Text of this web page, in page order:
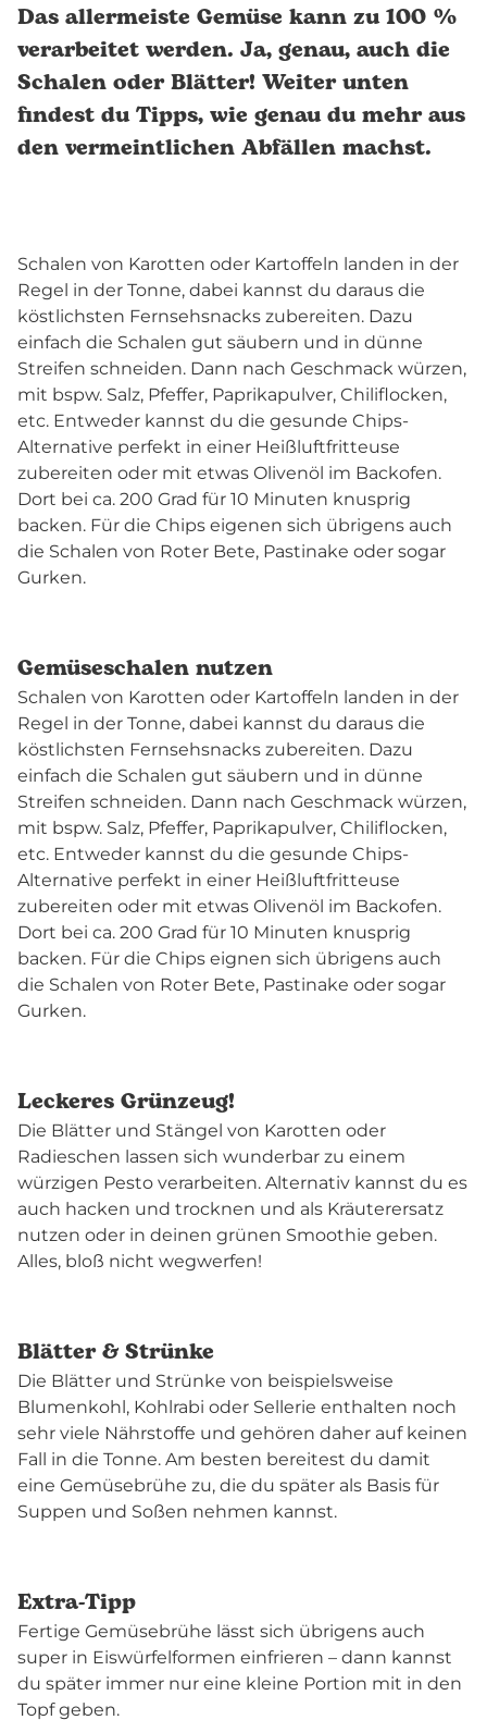
Das allermeiste Gemüse kann zu 100 %
verarbeitet werden. Ja, genau, auch die
Schalen oder Blätter! Weiter unten
findest du Tipps, wie genau du mehr aus
den vermeintlichen Abfällen machst.
Schalen von Karotten oder Kartoffeln landen in der
Regel in der Tonne, dabei kannst du daraus die
köstlichsten Fernsehsnacks zubereiten. Dazu
einfach die Schalen gut säubern und in dünne
Streifen schneiden. Dann nach Geschmack würzen,
mit bspw. Salz, Pfeffer, Paprikapulver, Chiliflocken,
etc. Entweder kannst du die gesunde Chips-
Alternative perfekt in einer Heißluftfritteuse
zubereiten oder mit etwas Olivenöl im Backofen.
Dort bei ca. 200 Grad für 10 Minuten knusprig
backen. Für die Chips eigenen sich übrigens auch
die Schalen von Roter Bete, Pastinake oder sogar
Gurken.
Gemüseschalen nutzen
Schalen von Karotten oder Kartoffeln landen in der
Regel in der Tonne, dabei kannst du daraus die
köstlichsten Fernsehsnacks zubereiten. Dazu
einfach die Schalen gut säubern und in dünne
Streifen schneiden. Dann nach Geschmack würzen,
mit bspw. Salz, Pfeffer, Paprikapulver, Chiliflocken,
etc. Entweder kannst du die gesunde Chips-
Alternative perfekt in einer Heißluftfritteuse
zubereiten oder mit etwas Olivenöl im Backofen.
Dort bei ca. 200 Grad für 10 Minuten knusprig
backen. Für die Chips eignen sich übrigens auch
die Schalen von Roter Bete, Pastinake oder sogar
Gurken.
Leckeres Grünzeug!
Die Blätter und Stängel von Karotten oder
Radieschen lassen sich wunderbar zu einem
würzigen Pesto verarbeiten. Alternativ kannst du es
auch hacken und trocknen und als Kräuterersatz
nutzen oder in deinen grünen Smoothie geben.
Alles, bloß nicht wegwerfen!
Blätter & Strünke
Die Blätter und Strünke von beispielsweise
Blumenkohl, Kohlrabi oder Sellerie enthalten noch
sehr viele Nährstoffe und gehören daher auf keinen
Fall in die Tonne. Am besten bereitest du damit
eine Gemüsebrühe zu, die du später als Basis für
Suppen und Soßen nehmen kannst.
Extra-Tipp
Fertige Gemüsebrühe lässt sich übrigens auch
super in Eiswürfelformen einfrieren – dann kannst
du später immer nur eine kleine Portion mit in den
Topf geben.